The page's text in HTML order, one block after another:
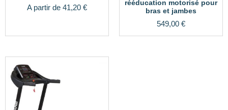
A partir de 41,20 €
rééducation motorisé pour
bras et jambes
549,00 €